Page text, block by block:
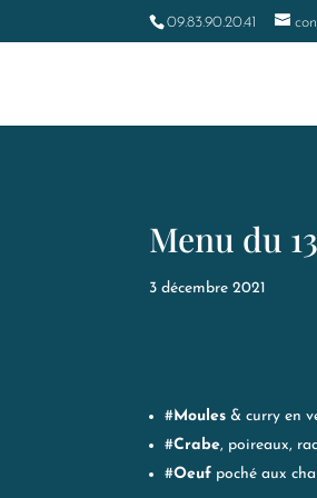
09.83.90.20.41
Menu du
3 décembre 2021
#Moules & curry en
#Crabe, poireaux,
#Oeuf poché aux